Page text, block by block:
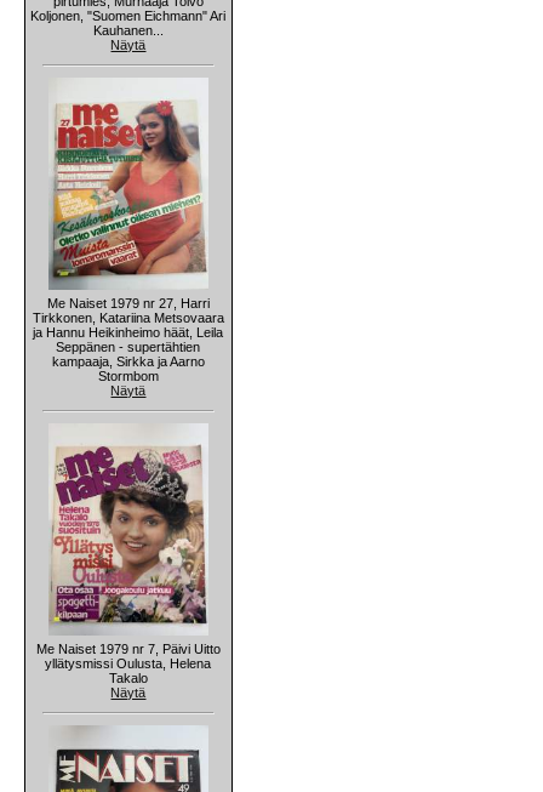
Koljonen, "Suomen Eichmann" Ari
Kauhanen...
Näytä
Me Naiset 1979 nr 27, Harri
Tirkkonen, Katariina Metsovaara
ja Hannu Heikinheimo häät, Leila
Seppänen - supertähtien
kampaaja, Sirkka ja Aarno
Stormbom
Näytä
Me Naiset 1979 nr 7, Päivi Uitto
yllätysmissi Oulusta, Helena
Takalo
Näytä